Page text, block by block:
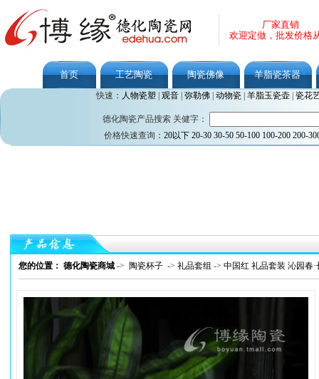
厂家直销
欢迎定做，批发价格
首页 工艺陶瓷 陶瓷佛像 羊脂瓷茶器
快速： 人物瓷塑 观音| 弥勒佛| 动物瓷| 羊脂玉瓷壶| 瓷花
德化陶瓷产品搜索 关健字：
价格快速查询： 20以下 20-30 30-50 50-100 100-200 200-
您的位置： 德化陶瓷商城 -> 陶瓷杯子 -> 礼品套组 -> 中国红 礼品套装 沁园春·